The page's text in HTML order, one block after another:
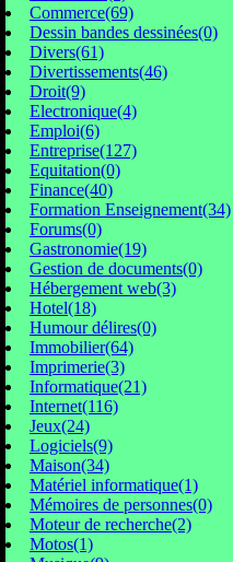
Commerce(69)
Dessin bandes dessinées(0)
Divers(61)
Divertissements(46)
Droit(9)
Electronique(4)
Emploi(6)
Entreprise(127)
Equitation(0)
Finance(40)
Formation Enseignement(34)
Forums(0)
Gastronomie(19)
Gestion de documents(0)
Hébergement web(3)
Hotel(18)
Humour délires(0)
Immobilier(64)
Imprimerie(3)
Informatique(21)
Internet(116)
Jeux(24)
Logiciels(9)
Maison(34)
Matériel informatique(1)
Mémoires de personnes(0)
Moteur de recherche(2)
Motos(1)